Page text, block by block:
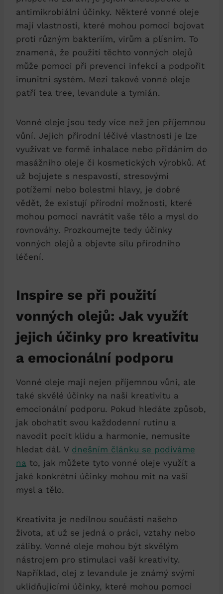
antimikrobiální účinky. Některé vonné oleje
mají vlastnosti, které mohou pomoci bojovat
proti různým bakteriím, virům a plísním. To
znamená, že použití těchto vonných olejů
může pomoci při prevenci infekcí a podpořit
imunitní systém. Mezi takové vonné oleje
patří tea tree, levandule a tymián.
Vonné oleje jsou tedy více než jen příjemnou
vůní. Jejich přírodní léčivé vlastnosti je lze
využívat ve formě inhalace nebo přidáním do
masážního oleje či kosmetických výrobků. Ať
už bojujete s nespavostí, stresovými
potížemi nebo bolestmi hlavy, je dobré
vědět, že existují přírodní možnosti, které
mohou pomoci navrátit vaše tělo a mysl do
rovnováhy. Prozkoumejte tedy účinky
vonných olejů a objevte sílu přírodního
léčení.
Inspire se při použití
vonných olejů: Jak využít
jejich účinky pro kreativitu
a emocionální podporu
Vonné oleje mají nejen příjemnou vůni, ale
také skvělé účinky na naši kreativitu a
emocionální podporu. Pokud hledáte způsob,
jak obohatit svou každodenní rutinu a
navodit pocit klidu a harmonie, nemusíte
hledat dál. V dnešním článku se podíváme
na to, jak můžete tyto vonné oleje využít a
jaké konkrétní účinky mohou mít na vaši
mysl a tělo.
Kreativita je nedílnou součástí našeho
života, ať už se jedná o práci, vztahy nebo
záliby. Vonné oleje mohou být skvělým
nástrojem pro stimulaci vaší kreativity.
Například, olej z levandule je známý svými
uklidňujícími účinky, které mohou pomoci